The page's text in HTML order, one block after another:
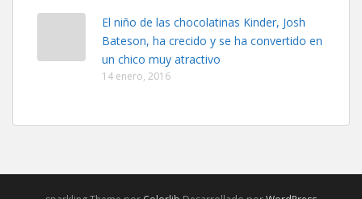
El niño de las chocolatinas Kinder, Josh
Bateson, ha crecido y se ha convertido en
un chico muy atractivo
14 enero, 2016